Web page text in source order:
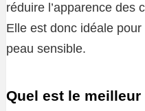
réduire l’apparence des
Elle est donc idéale
peau sensible.
Quel est le